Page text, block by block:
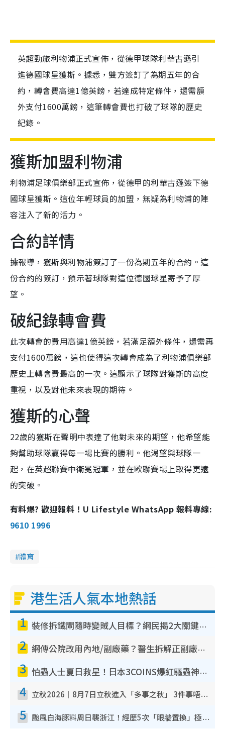
英超勁旅利物浦正式宣佈，從德甲球隊利華古遜引
進德國球星獲斯。據悉，雙方簽訂了為期五年的合
約，轉會費高達1億英鎊，若達成特定條件，還需額
外支付1600萬鎊，這筆轉會費也打破了球隊的歷史
紀錄。
獲斯加盟利物浦
利物浦足球俱樂部正式宣佈，從德甲的利華古遜簽下德
國球星獲斯。這位年輕球員的加盟，無疑為利物浦的陣
容注入了新的活力。
合約詳情
據報導，獲斯與利物浦簽訂了一份為期五年的合約。這
份合約的簽訂，預示著球隊對這位德國球星寄予了厚
望。
破紀錄轉會費
此次轉會的費用高達1億英鎊，若滿足額外條件，還需再
支付1600萬鎊，這也使得這次轉會成為了利物浦俱樂部
歷史上轉會費最高的一次。這顯示了球隊對獲斯的高度
重視，以及對他未來表現的期待。
獲斯的心聲
22歲的獲斯在聲明中表達了他對未來的期望，他希望能
夠幫助球隊贏得每一場比賽的勝利。他渴望與球隊一
起，在英超聯賽中衛冕冠軍，並在歐聯賽場上取得更遠
的突破。
有料爆? 歡迎報料！U Lifestyle WhatsApp 報料專線:
9610 1996
體育
港生活人氣本地熱話
1 裝修拆鐵閘隨時變賊人目標？網民揭2大關鍵用途：裝新式等於白裝？附新舊鐵閘分別
2 網傳公院改用內地/副廠藥？醫生拆解正副廠分別 揭4類人換藥隨時出事
3 怕蟲人士夏日救星！日本3COINS爆紅驅蟲神器$45起 1招「全程免觸碰」輕鬆搞定小強
4 立秋2026｜8月7日立秋進入「多事之秋」 3件事唔做得！專家教6招開運 清枱頭／銀包納氣接好運
5 颱風白海豚料周日襲浙江！經歷5次「眼牆置換」極罕見 成登陸內地最長途颱風